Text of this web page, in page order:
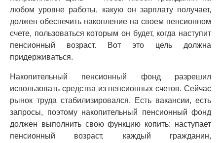
любом уровне работы, какую он зарплату получает,
должен обеспечить накопление на своем пенсионном
счете, пользоваться которым он будет, когда наступит
пенсионный возраст. Вот это цель должна
придерживаться.
Накопительный пенсионный фонд разрешил
использовать средства из пенсионных счетов. Сейчас
рынок труда стабилизировался. Есть вакансии, есть
запросы, поэтому накопительный пенсионный фонд
должен выполнить свою функцию копить: наступает
пенсионный возраст, каждый гражданин,